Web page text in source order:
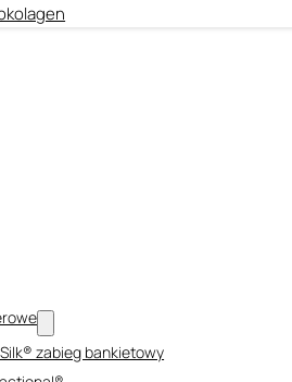
zabieg bankietowy